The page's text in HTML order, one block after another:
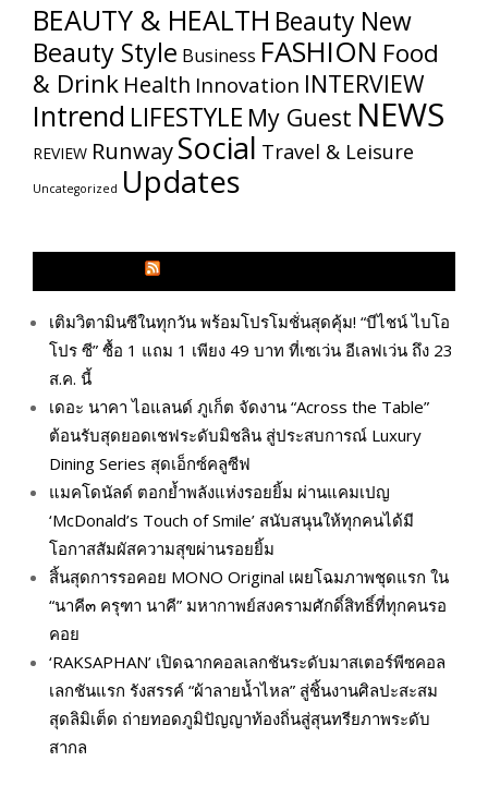
BEAUTY & HEALTH Beauty New
Beauty Style Business FASHION Food
& Drink Health Innovation INTERVIEW
Intrend LIFESTYLE My​ Guest NEWS
REVIEW RunwaySocial Travel & Leisure
Uncategorized Updates
เติมวิตามินซีในทุกวัน พร้อมโปรโมชั่นสุดคุ้ม! “บีไชน์ ไบโอ
โปร ซี” ซื้อ 1 แถม 1 เพียง 49 บาท ที่เซเว่น อีเลฟเว่น ถึง 23
ส.ค. นี้
เดอะ นาคา ไอแลนด์ ภูเก็ต จัดงาน “Across the Table”
ต้อนรับสุดยอดเชฟระดับมิชลิน สู่ประสบการณ์ Luxury
Dining Series สุดเอ็กซ์คลูซีฟ
แมคโดนัลด์ ตอกย้ำพลังแห่งรอยยิ้ม ผ่านแคมเปญ
‘McDonald’s Touch of Smile’ สนับสนุนให้ทุกคนได้มี
โอกาสสัมผัสความสุขผ่านรอยยิ้ม
สิ้นสุดการรอคอย MONO Original เผยโฉมภาพชุดแรก ใน
“นาคี๓ ครุฑา นาคี” มหากาพย์สงครามศักดิ์สิทธิ์ที่ทุกคนรอ
คอย
‘RAKSAPHAN’ เปิดฉากคอลเลกชันระดับมาสเตอร์พีซคอล
เลกชันแรก รังสรรค์ “ผ้าลายน้ำไหล” สู่ชิ้นงานศิลปะสะสม
สุดลิมิเต็ด ถ่ายทอดภูมิปัญญาท้องถิ่นสู่สุนทรียภาพระดับ
สากล